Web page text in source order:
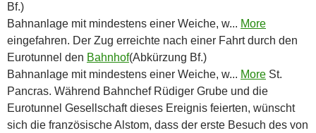
Bf.)
Bahnanlage mit mindestens einer Weiche, w... More
eingefahren. Der Zug erreichte nach einer Fahrt durch den
Eurotunnel den Bahnhof(Abkürzung Bf.)
Bahnanlage mit mindestens einer Weiche, w... More St.
Pancras. Während Bahnchef Rüdiger Grube und die
Eurotunnel Gesellschaft dieses Ereignis feierten, wünscht
sich die französische Alstom, dass der erste Besuch des von